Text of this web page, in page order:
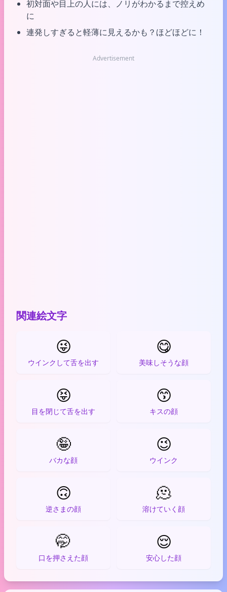
初対面や目上の人には、ノリがわかるまで控えめ
に
連発しすぎると軽薄に見えるかも？ほどほどに！
Advertisement
関連絵文字
😜
ウインクして舌を出す
😋
美味しそうな顔
😝
目を閉じて舌を出す
😙
キスの顔
🤪
バカな顔
😉
ウインク
🙃
逆さまの顔
🫠
溶けていく顔
🤭
口を押さえた顔
😌
安心した顔